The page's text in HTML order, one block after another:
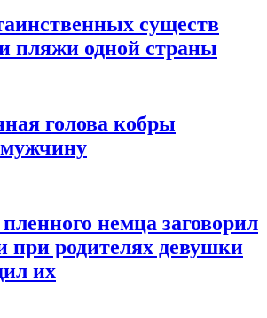
существ
пляжи одной страны
голова кобры
немца заговорил
при родителях девушки
их